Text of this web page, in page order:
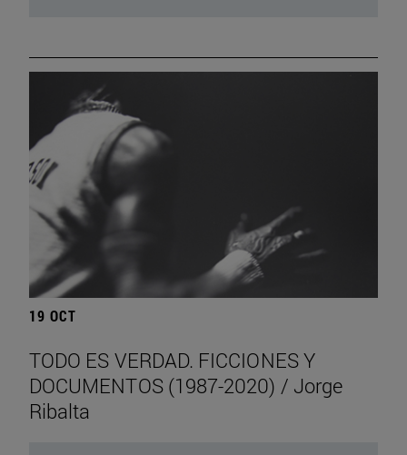
19 OCT
TODO ES VERDAD. FICCIONES Y
DOCUMENTOS (1987-2020) / Jorge
Ribalta